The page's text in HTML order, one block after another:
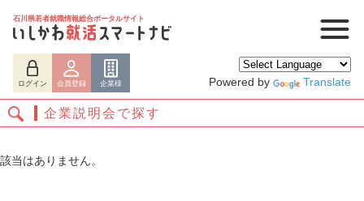
石川県若者就職情報総合ポータルサイト
ログイン 会員登録 企業様 Powered by Translate
企業説明会で探す
該当はありません。